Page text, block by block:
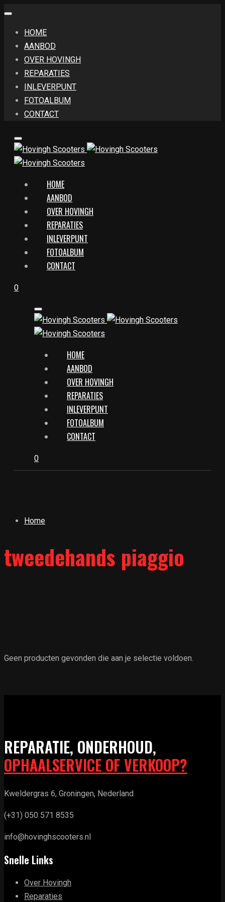
HOME
AANBOD
OVER HOVINGH
REPARATIES
INLEVERPUNT
FOTOALBUM
CONTACT
HOME
AANBOD
OVER HOVINGH
REPARATIES
INLEVERPUNT
FOTOALBUM
CONTACT
0
HOME
AANBOD
OVER HOVINGH
REPARATIES
INLEVERPUNT
FOTOALBUM
CONTACT
0
Home
tweedehands piaggio
Geen producten gevonden die aan je selectie voldoen.
REPARATIE, ONDERHOUD,
OPHAALSERVICE OF VERKOOP?
Kweldergras 6, Groningen, Nederland
(+31) 050 571 8535
info@hovinghscooters.nl
Snelle Links
Over Hovingh
Reparaties